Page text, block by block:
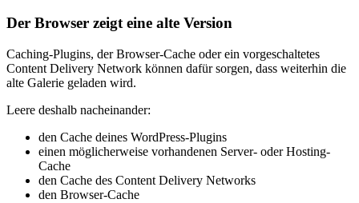
Der Browser zeigt eine alte Version
Caching-Plugins, der Browser-Cache oder ein vorgeschaltetes
Content Delivery Network können dafür sorgen, dass weiterhin die
alte Galerie geladen wird.
Leere deshalb nacheinander:
den Cache deines WordPress-Plugins
einen möglicherweise vorhandenen Server- oder Hosting-
Cache
den Cache des Content Delivery Networks
den Browser-Cache